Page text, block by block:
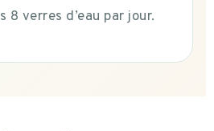
8 verres d’eau par jour.